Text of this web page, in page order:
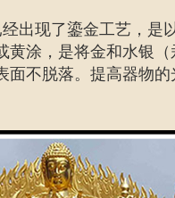
出现了鎏金工艺，是
涂，是将金和水银
不脱落。提高器物